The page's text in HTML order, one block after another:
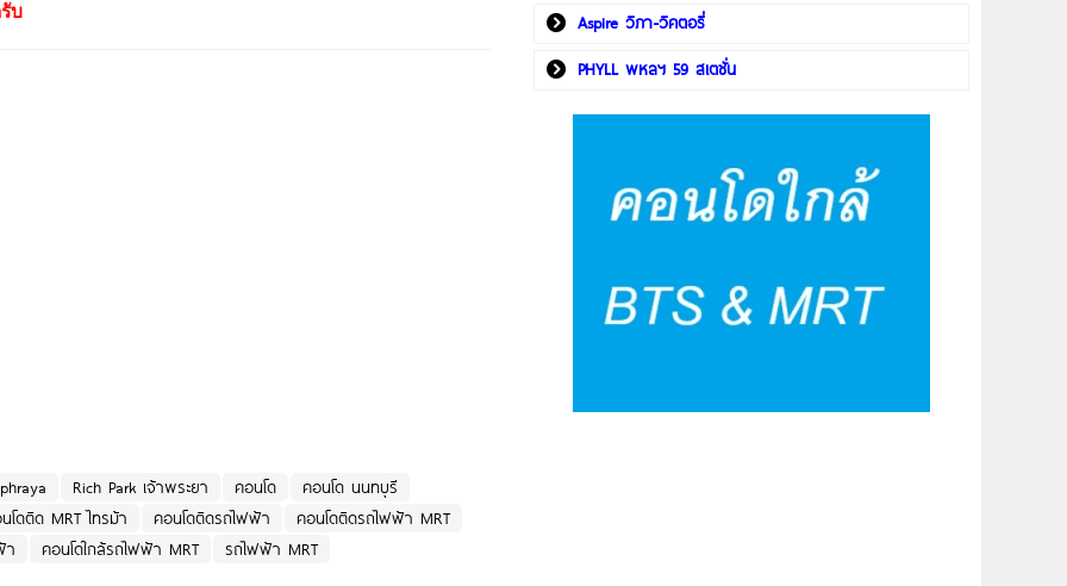
บ
Rich Park เจ้าพระยา คอนโด
คอนโด นนทบุรี
โดติด MRT ไทรม้า
คอนโดติดรถไฟฟ้า
คอนโดติดรถไฟฟ้า MRT
า
คอนโดใกล้รถไฟฟ้า MRT รถไฟฟ้า MRT
Aspire วิภา-วิคตอรี่
PHYLL พหลฯ 59 สเตชั่น